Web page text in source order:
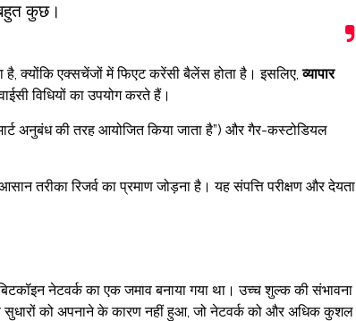
कुछ।
क्योंकि एक्सचेंजों में फिएट करेंसी बैलेंस होता है। इसलिए,व्यापार
विधियों का उपयोग करते हैं।
अनुबंध की तरह आयोजित किया जाता है”) और गैर-कस्टोडियल
तरीका रिजर्व का प्रमाण जोड़ना है। यह संपत्ति परीक्षण और देयता
नेटवर्क का एक जमाव बनाया गया था। उच्च शुल्क की संभावना
को अपनाने के कारण नहीं हुआ, जो नेटवर्क को और अधिक कुशल